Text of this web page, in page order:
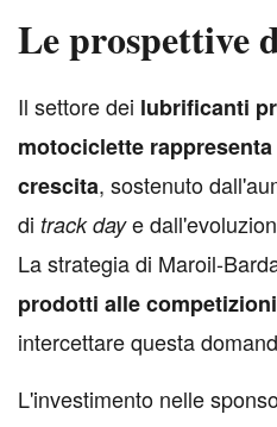
Le prospettive
Il settore dei lubrificanti
motociclette
crescita, sostenuto
di track daye
La strategia di Maroil-
prodotti alle
intercettare questa
L'investimento nelle